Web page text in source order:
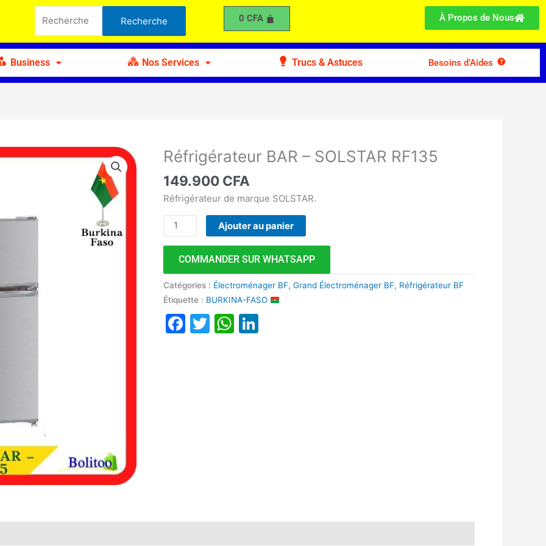
pour :
Recherche 0 CFA À Propos de Nous
Business Nos Services Trucs & Astuces Besoins d’Aides
Réfrigérateur BAR – SOLSTAR RF135
149.900 CFA
Réfrigérateur de marque SOLSTAR.
quantité
Réfrigérateur
BAR
SOLSTAR
Ajouter au panier
COMMANDER SUR WHATSAPP
Catégories : Électroménager BF,Grand Électroménager BF, Réfrigérateur BF
Étiquette : BURKINA-FASO
Facebook
TwitterWhatsApp
RF135